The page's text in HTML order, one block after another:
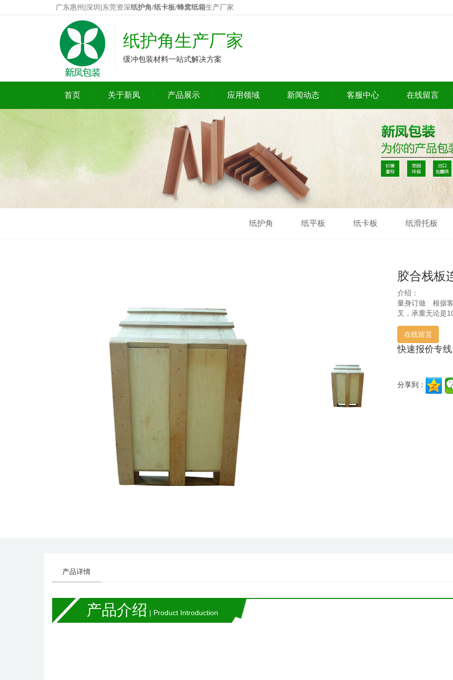
广东惠州|深圳|东莞资深纸护角/纸卡板/蜂窝纸箱生产厂家
纸护角生产厂家
缓冲包装材料一站式解决方案
首页 关于新凤 产品展示 应用领域 新闻动态 客服中心 在线留言
纸护角 纸平板 纸卡板 纸滑托板
胶合栈板
介绍：
量身订做 根据客
叉，承重无论是
在线留言
快速报价专线
分享到：
产品详情
产品介绍 | Product Introduction